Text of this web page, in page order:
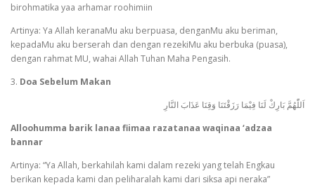
birohmatika yaa arhamar roohimiin
Artinya: Ya Allah keranaMu aku berpuasa, denganMu aku beriman,
kepadaMu aku berserah dan dengan rezekiMu aku berbuka (puasa),
dengan rahmat MU, wahai Allah Tuhan Maha Pengasih.
3. Doa Sebelum Makan
اَللّٰهُمَّ بَارِكْ لَنَا فِيْمَا رَزَقْتَنَا وَقِنَا عَذَابَ النَّارِ
Alloohumma barik lanaa fiimaa razatanaa waqinaa ‘adzaa
bannar
Artinya: “Ya Allah, berkahilah kami dalam rezeki yang telah Engkau
berikan kepada kami dan peliharalah kami dari siksa api neraka”